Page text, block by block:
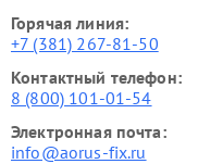
Горячая линия:
+7 (381) 267-81-50
Контактный телефон:
8 (800) 101-01-54
Электронная почта:
info@aorus-fix.ru